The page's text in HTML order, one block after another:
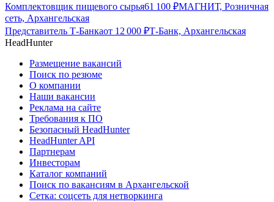
Комплектовщик пищевого сырья61 100 ₽МАГНИТ, Розничная
сеть, Архангельская
Представитель Т-Банкаот 12 000 ₽Т-Банк, Архангельская
HeadHunter
Размещение вакансий
Поиск по резюме
О компании
Наши вакансии
Реклама на сайте
Требования к ПО
Безопасный HeadHunter
HeadHunter API
Партнерам
Инвесторам
Каталог компаний
Поиск по вакансиям в Архангельской
Сетка: соцсеть для нетворкинга